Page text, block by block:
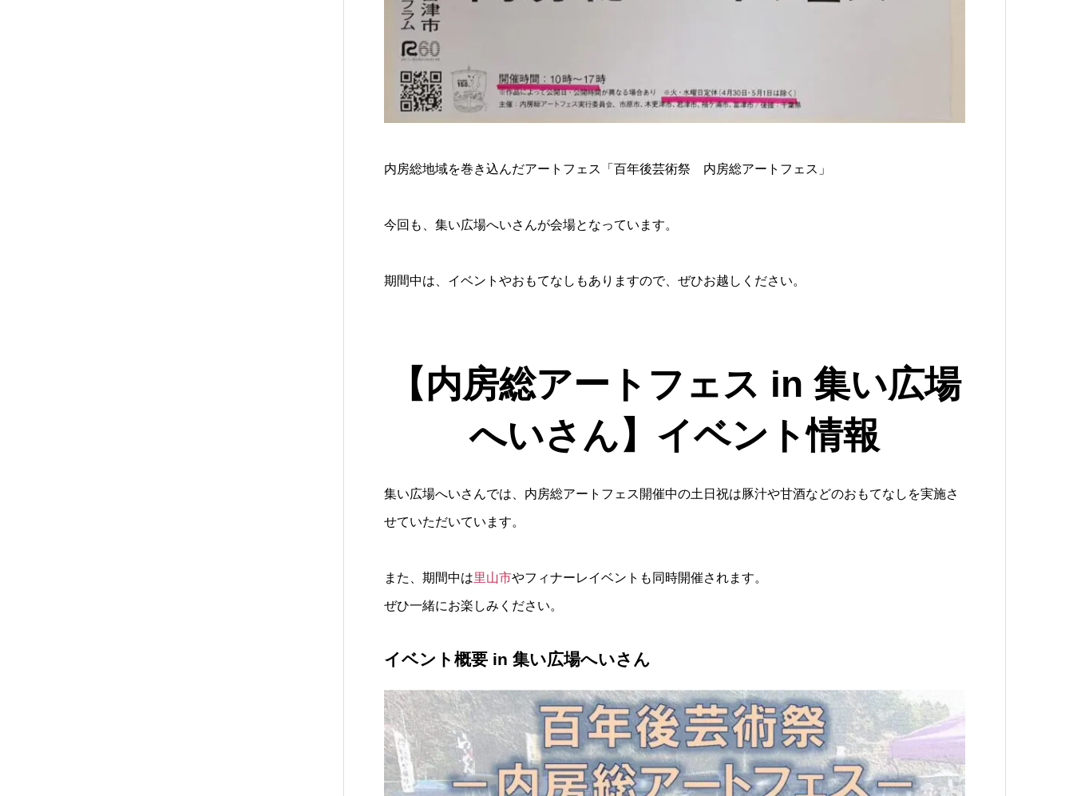
内房総地域を巻き込んだアートフェス「百年後芸術祭 内房総アートフェス」
今回も、集い広場へいさんが会場となっています。
期間中は、イベントやおもてなしもありますので、ぜひお越しください。
【内房総アートフェス in 集い広場
へいさん】イベント情報
集い広場へいさんでは、内房総アートフェス開催中の土日祝は豚汁や甘酒などのおもてなしを実施さ
せていただいています。
また、期間中は里山市やフィナーレイベントも同時開催されます。
ぜひ一緒にお楽しみください。
イベント概要 in 集い広場へいさん